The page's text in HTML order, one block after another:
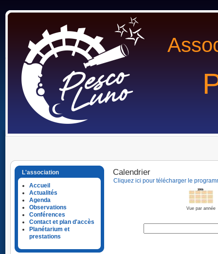
L'association
Accueil
Actualités
Agenda
Observations
Conférences
Contact et plan d'accès
Planétarium et
prestations
Calendrier
Cliquez ici pour télécharger le
Vue par année